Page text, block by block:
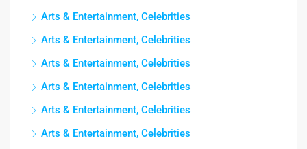
Arts & Entertainment, Celebrities
Arts & Entertainment, Celebrities
Arts & Entertainment, Celebrities
Arts & Entertainment, Celebrities
Arts & Entertainment, Celebrities
Arts & Entertainment, Celebrities